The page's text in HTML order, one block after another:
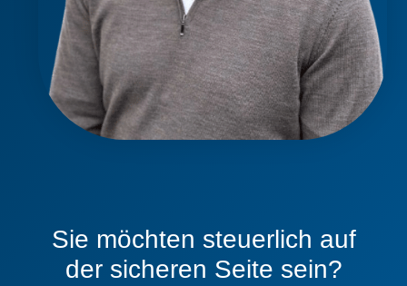
Sie möchten steuerlich auf
der sicheren Seite sein?